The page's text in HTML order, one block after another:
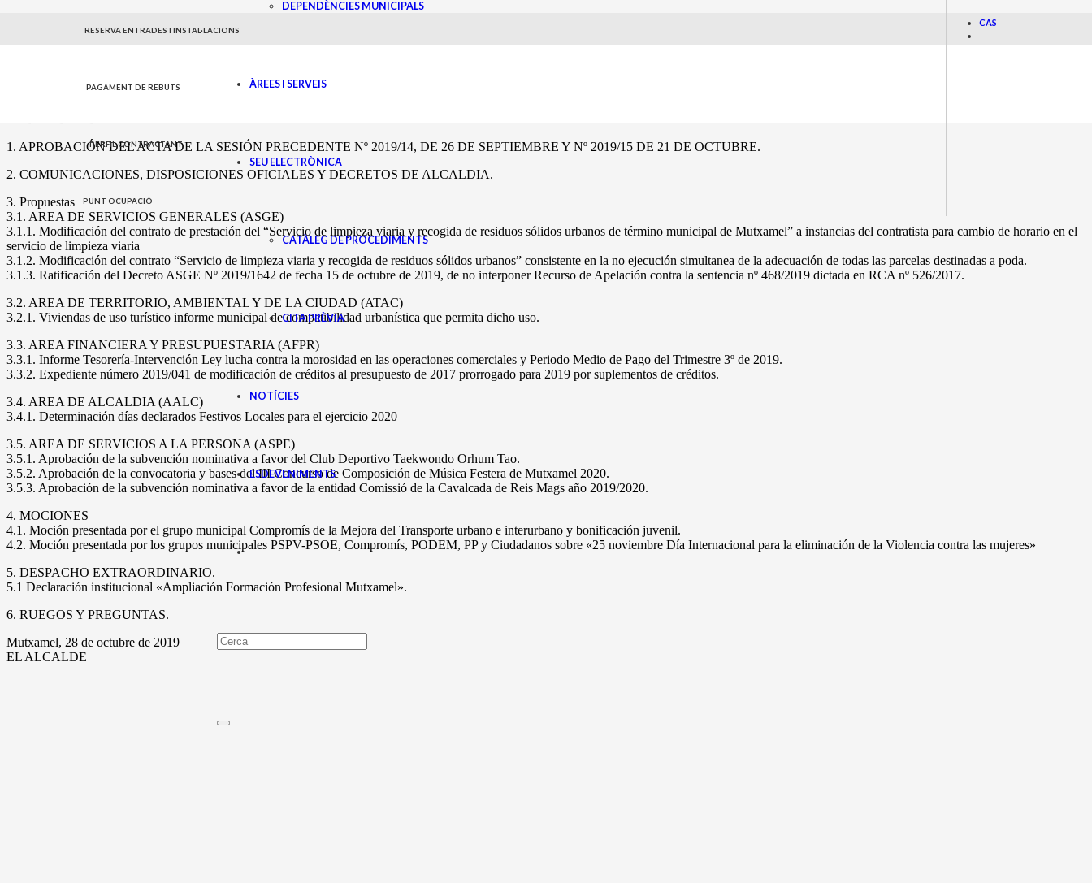
RESERVA ENTRADES I INSTAL·LACIONS
PAGAMENT DE REBUTS
PERFIL CONTRACTANT
PUNT OCUPACIÓ
CAS
DEPENDÈNCIES MUNICIPALS
ÀREES I SERVEIS
SEU ELECTRÒNICA
CATÀLEG DE PROCEDIMENTS
CITA PRÈVIA
NOTÍCIES
ESDEVENIMENTS
octubre de 2019 a las 12:00 horas, en el Salón de Plenos, y si por cualquier causa no pudiera celebrarse, tendrá lugar en segunda convocatoria dos días después a la misma hora de acuerdo con el siguiente, de
acuerdo con el siguiente,
1. APROBACIÓN DEL ACTA DE LA SESIÓN PRECEDENTE Nº 2019/14, DE 26 DE SEPTIEMBRE Y Nº 2019/15 DE 21 DE OCTUBRE.
2. COMUNICACIONES, DISPOSICIONES OFICIALES Y DECRETOS DE ALCALDIA.
3. Propuestas
3.1. AREA DE SERVICIOS GENERALES (ASGE)
3.1.1. Modificación del contrato de prestación del “Servicio de limpieza viaria y recogida de residuos sólidos urbanos de término municipal de Mutxamel” a instancias del contratista para cambio de horario en el
servicio de limpieza viaria
3.1.2. Modificación del contrato “Servicio de limpieza viaria y recogida de residuos sólidos urbanos” consistente en la no ejecución simultanea de la adecuación de todas las parcelas destinadas a poda.
3.1.3. Ratificación del Decreto ASGE Nº 2019/1642 de fecha 15 de octubre de 2019, de no interponer Recurso de Apelación contra la sentencia nº 468/2019 dictada en RCA nº 526/2017.
3.2. AREA DE TERRITORIO, AMBIENTAL Y DE LA CIUDAD (ATAC)
3.2.1. Viviendas de uso turístico informe municipal de compatibilidad urbanística que permita dicho uso.
3.3. AREA FINANCIERA Y PRESUPUESTARIA (AFPR)
3.3.1. Informe Tesorería-Intervención Ley lucha contra la morosidad en las operaciones comerciales y Periodo Medio de Pago del Trimestre 3º de 2019.
3.3.2. Expediente número 2019/041 de modificación de créditos al presupuesto de 2017 prorrogado para 2019 por suplementos de créditos.
3.4. AREA DE ALCALDIA (AALC)
3.4.1. Determinación días declarados Festivos Locales para el ejercicio 2020
3.5. AREA DE SERVICIOS A LA PERSONA (ASPE)
3.5.1. Aprobación de la subvención nominativa a favor del Club Deportivo Taekwondo Orhum Tao.
3.5.2. Aprobación de la convocatoria y bases del III Concurso de Composición de Música Festera de Mutxamel 2020.
3.5.3. Aprobación de la subvención nominativa a favor de la entidad Comissió de la Cavalcada de Reis Mags año 2019/2020.
4. MOCIONES
4.1. Moción presentada por el grupo municipal Compromís de la Mejora del Transporte urbano e interurbano y bonificación juvenil.
4.2. Moción presentada por los grupos municipales PSPV-PSOE, Compromís, PODEM, PP y Ciudadanos sobre «25 noviembre Día Internacional para la eliminación de la Violencia contra las mujeres»
5. DESPACHO EXTRAORDINARIO.
5.1 Declaración institucional «Ampliación Formación Profesional Mutxamel».
6. RUEGOS Y PREGUNTAS.
Mutxamel, 28 de octubre de 2019
EL ALCALDE